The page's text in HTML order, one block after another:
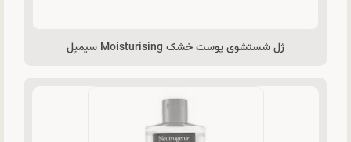
ژل شستشوی پوست خشک Moisturising سیمپل